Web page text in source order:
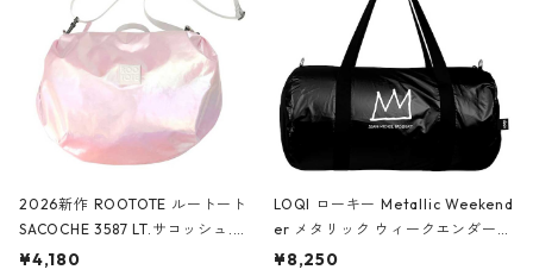
2026新作 ROOTOTE ルートート
SACOCHE 3587 LT.サコッシュ.ル
ミエ-B ショルダーバッグ グロスピ
¥4,180
LOQI ローキー Metallic Weekend
er メタリック ウィークエンダー
ボストンバッグ ショルダーバッグ
¥8,250